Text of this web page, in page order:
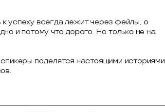
успеху всегда лежит через фейлы, о
и потому что дорого. Но только не на
поделятся настоящими историями